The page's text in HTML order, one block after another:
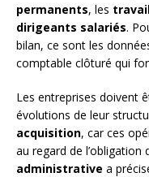
permanents, les
dirigeants salariés.
bilan, ce sont les
comptable clôturé qui
Les entreprises doivent
évolutions de leur
acquisition, car ces
au regard de l’obligation
administrative a